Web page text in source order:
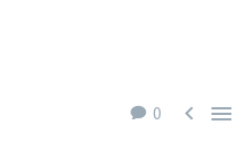
0  